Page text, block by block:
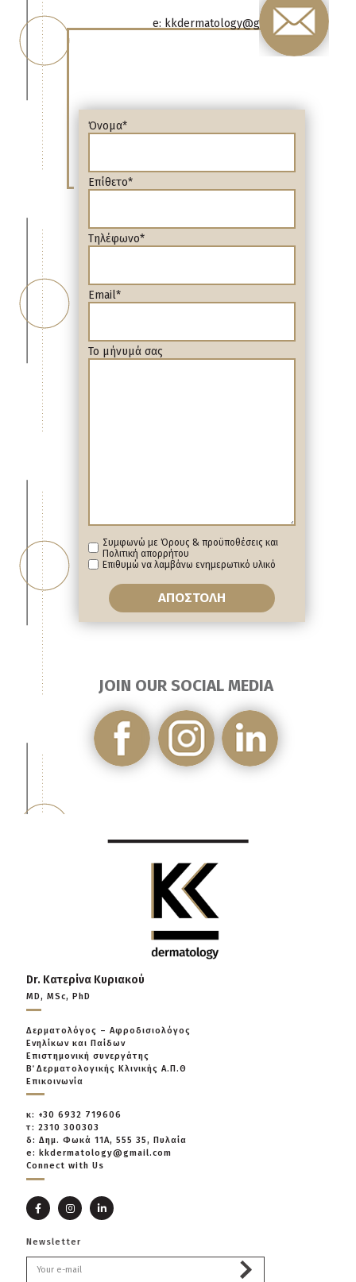
e: kkdermatology@gmail.com
Όνομα*
Επίθετο*
Τηλέφωνο*
Email*
Το μήνυμά σας
Συμφωνώ με Όρους & προϋποθέσεις και
Πολιτική απορρήτου
Επιθυμώ να λαμβάνω ενημερωτικό υλικό
JOIN OUR SOCIAL MEDIA
Dr. Κατερίνα Κυριακού
MD, MSc, PhD
Δερματολόγος – Αφροδισιολόγος
Ενηλίκων και Παίδων
Επιστημονική συνεργάτης
Β΄ Δερματολογικής Κλινικής Α.Π.Θ
Επικοινωνία
κ: +30 6932 719606
τ: 2310 300303
δ: Δημ. Φωκά 11Α, 555 35, Πυλαία
e: kkdermatology@gmail.com
Connect with Us
Newsletter